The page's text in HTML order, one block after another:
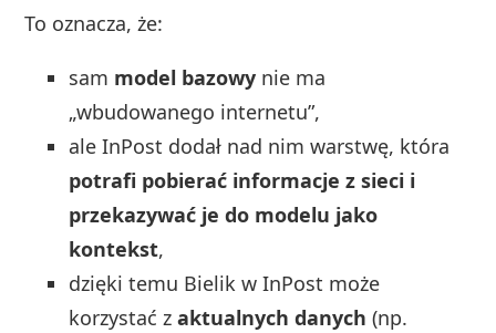
To oznacza, że:
sam model bazowy nie ma
„wbudowanego internetu”,
ale InPost dodał nad nim warstwę, która
potrafi pobierać informacje z sieci i
przekazywać je do modelu jako
kontekst,
dzięki temu Bielik w InPost może
korzystać zaktualnych danych (np.